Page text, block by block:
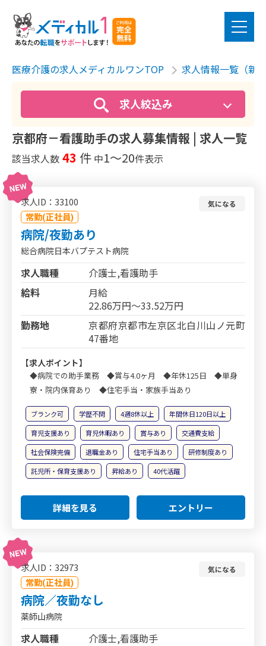
医療介護の求人メディカルワンTOP 求人情報一覧（新
求人絞込み
京都府－看護助手の求人募集情報 | 求人一覧
該当求人数 43 件 中1〜20件表示
求人ID：33100
常勤(正社員)
気になる
病院/夜勤あり
総合病院日本バプテスト病院
求人職種
介護士,看護助手
給料
月給
22.86万円～33.52万円
勤務地
京都府京都市左京区北白川山ノ元町
47番地
【求人ポイント】
◆病院での助手業務 ◆賞与4.0ヶ月 ◆年休125日 ◆単身
寮・院内保育あり ◆住宅手当・家族手当あり
ブランク可 学歴不問 4週8休以上
年間休日120日以上
育児支援あり
育児休暇あり 賞与あり
交通費支給
社会保険完備
退職金あり 住宅手当あり
研修制度あり
託児所・保育支援あり
昇給あり 40代活躍
詳細を見る エントリー
求人ID：32973
常勤(正社員)
気になる
病院／夜勤なし
薬師山病院
求人職種
介護士,看護助手